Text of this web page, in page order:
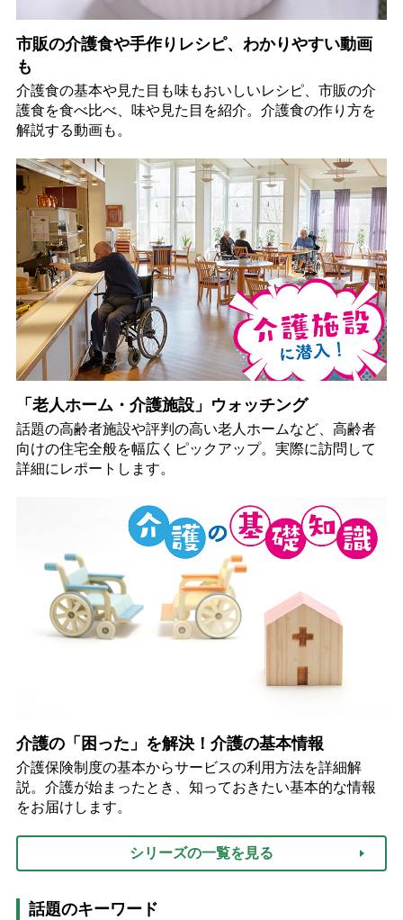
市販の介護食や手作りレシピ、わかりやすい動画
も
介護食の基本や見た目も味もおいしいレシピ、市販の介
護食を食べ比べ、味や見た目を紹介。介護食の作り方を
解説する動画も。
「老人ホーム・介護施設」ウォッチング
話題の高齢者施設や評判の高い老人ホームなど、高齢者
向けの住宅全般を幅広くピックアップ。実際に訪問して
詳細にレポートします。
介護の「困った」を解決！介護の基本情報
介護保険制度の基本からサービスの利用方法を詳細解
説。介護が始まったとき、知っておきたい基本的な情報
をお届けします。
シリーズの一覧を見る
話題のキーワード